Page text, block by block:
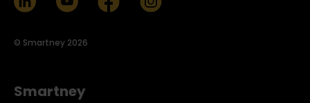
© Smartney 2026
Smartney